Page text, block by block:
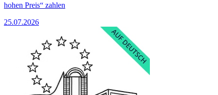
hohen Preis“ zahlen
25.07.2026